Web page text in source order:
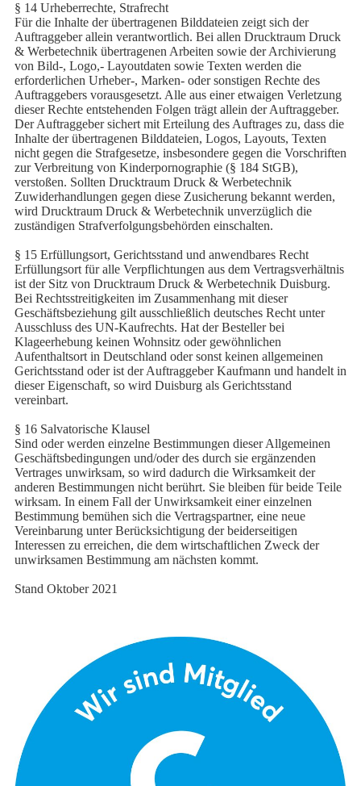
§ 14 Urheberrechte, Strafrecht
Für die Inhalte der übertragenen Bilddateien zeigt sich der
Auftraggeber allein verantwortlich. Bei allen Drucktraum Druck
& Werbetechnik übertragenen Arbeiten sowie der Archivierung
von Bild-, Logo,- Layoutdaten sowie Texten werden die
erforderlichen Urheber-, Marken- oder sonstigen Rechte des
Auftraggebers vorausgesetzt. Alle aus einer etwaigen Verletzung
dieser Rechte entstehenden Folgen trägt allein der Auftraggeber.
Der Auftraggeber sichert mit Erteilung des Auftrages zu, dass die
Inhalte der übertragenen Bilddateien, Logos, Layouts, Texten
nicht gegen die Strafgesetze, insbesondere gegen die Vorschriften
zur Verbreitung von Kinderpornographie (§ 184 StGB),
verstoßen. Sollten Drucktraum Druck & Werbetechnik
Zuwiderhandlungen gegen diese Zusicherung bekannt werden,
wird Drucktraum Druck & Werbetechnik unverzüglich die
zuständigen Strafverfolgungsbehörden einschalten.
§ 15 Erfüllungsort, Gerichtsstand und anwendbares Recht
Erfüllungsort für alle Verpflichtungen aus dem Vertragsverhältnis
ist der Sitz von Drucktraum Druck & Werbetechnik Duisburg.
Bei Rechtsstreitigkeiten im Zusammenhang mit dieser
Geschäftsbeziehung gilt ausschließlich deutsches Recht unter
Ausschluss des UN-Kaufrechts. Hat der Besteller bei
Klageerhebung keinen Wohnsitz oder gewöhnlichen
Aufenthaltsort in Deutschland oder sonst keinen allgemeinen
Gerichtsstand oder ist der Auftraggeber Kaufmann und handelt in
dieser Eigenschaft, so wird Duisburg als Gerichtsstand
vereinbart.
§ 16 Salvatorische Klausel
Sind oder werden einzelne Bestimmungen dieser Allgemeinen
Geschäftsbedingungen und/oder des durch sie ergänzenden
Vertrages unwirksam, so wird dadurch die Wirksamkeit der
anderen Bestimmungen nicht berührt. Sie bleiben für beide Teile
wirksam. In einem Fall der Unwirksamkeit einer einzelnen
Bestimmung bemühen sich die Vertragspartner, eine neue
Vereinbarung unter Berücksichtigung der beiderseitigen
Interessen zu erreichen, die dem wirtschaftlichen Zweck der
unwirksamen Bestimmung am nächsten kommt.
Stand Oktober 2021